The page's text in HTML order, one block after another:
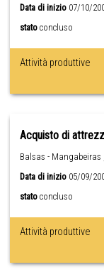
Data di inizio 07/10/
stato concluso
Attività produttive
Acquisto di
Balsas - Mangabeiras
Data di inizio 05/09/
stato concluso
Attività produttive